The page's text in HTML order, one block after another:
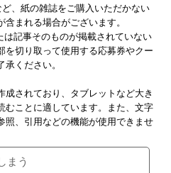
、紙の雑誌をご購入いただかない
まれる場合がございます。
記事そのものが掲載されていない
を切り取って使用する応募券やクー
ください。
されており、タブレットなど大き
むことに適しています。また、文字
照、引用などの機能が使用できませ
まう